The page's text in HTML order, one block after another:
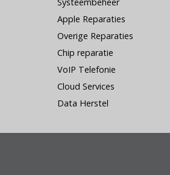
Apple Reparaties
Overige Reparaties
Chip reparatie
VoIP Telefonie
Cloud Services
Data Herstel